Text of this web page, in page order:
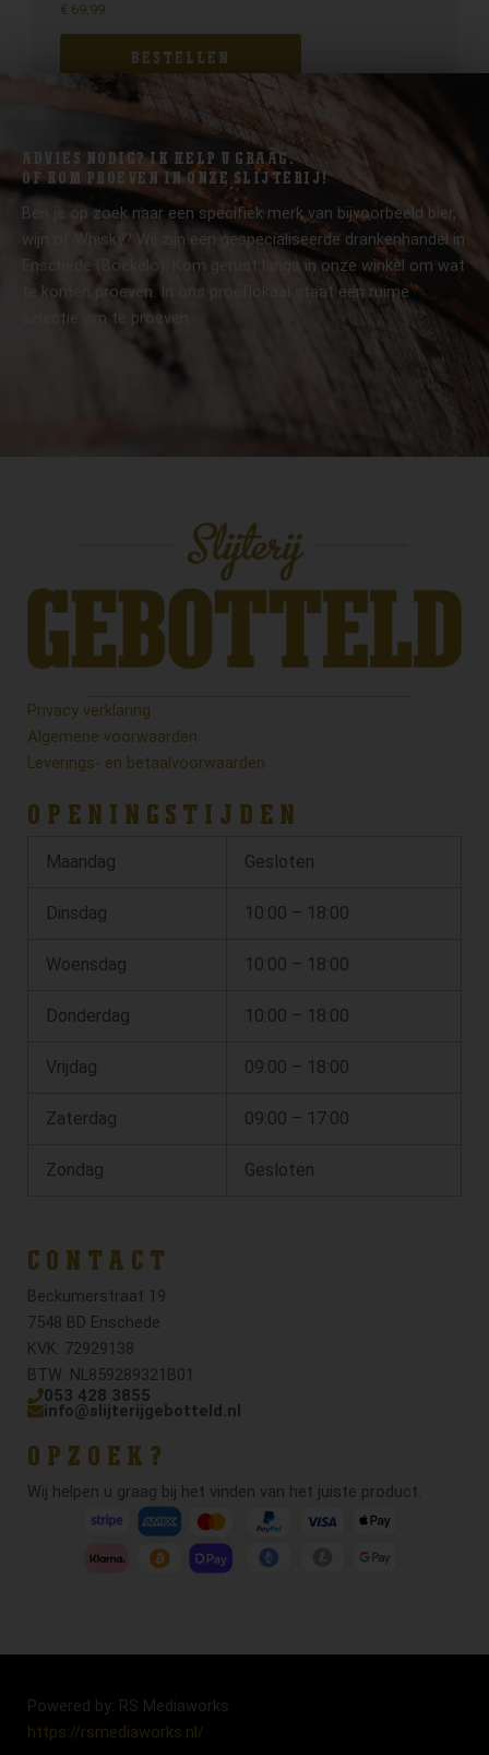
€ 69,99
BESTELLEN
ADVIES NODIG? IK HELP U GRAAG.
OF KOM PROEVEN IN ONZE SLIJTERIJ!
Ben je op zoek naar een specifiek merk van bijvoorbeeld bier,
wijn of Whisky? Wij zijn een gespecialiseerde drankenhandel in
Enschede (Boekelo). Kom gerust langs in onze winkel om wat
te komen proeven. In ons proeflokaal staat een ruime
selectie om te proeven.
Privacy verklaring
Algemene voorwaarden
Leverings- en betaalvoorwaarden
OPENINGSTIJDEN
Maandag Gesloten
Dinsdag 10:00 – 18:00
Woensdag 10:00 – 18:00
Donderdag 10:00 – 18:00
Vrijdag 09:00 – 18:00
Zaterdag 09:00 – 17:00
Zondag Gesloten
CONTACT
Beckumerstraat 19
7548 BD Enschede
KVK: 72929138
BTW: NL859289321B01
053 428 3855
info@slijterijgebotteld.nl
OPZOEK?
Wij helpen u graag bij het vinden van het juiste product.
Powered by: RS Mediaworks
https://rsmediaworks.nl/